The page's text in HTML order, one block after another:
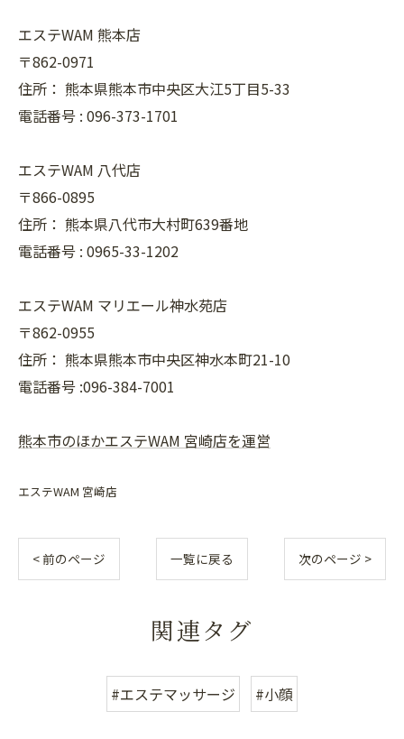
エステWAM 熊本店
〒862-0971
住所： 熊本県熊本市中央区大江5丁目5-33
電話番号 : 096-373-1701
エステWAM 八代店
〒866-0895
住所： 熊本県八代市大村町639番地
電話番号 : 0965-33-1202
エステWAM マリエール神水苑店
〒862-0955
住所： 熊本県熊本市中央区神水本町21-10
電話番号 :096-384-7001
熊本市のほかエステWAM 宮崎店を運営
エステWAM 宮崎店
< 前のページ 一覧に戻る 次のページ >
関連タグ
#エステマッサージ #小顔